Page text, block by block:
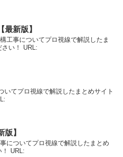
新版】
工事についてプロ視線で解説したま
さい！ URL:
いてプロ視線で解説したまとめサイト
】
についてプロ視線で解説したまとめ
！ URL: